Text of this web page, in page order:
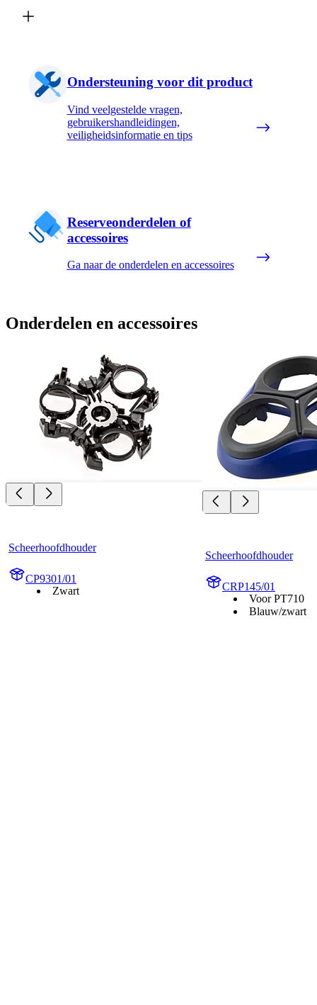
Ondersteuning voor dit product
Vind veelgestelde vragen,
gebruikershandleidingen,
veiligheidsinformatie en tips
Reserveonderdelen of
accessoires
Ga naar de onderdelen en accessoires
Onderdelen en accessoires
Scheerhoofdhouder
CP9301/01
Zwart
Scheerhoofdhouder
CRP145/01
Voor PT710
Blauw/zwart